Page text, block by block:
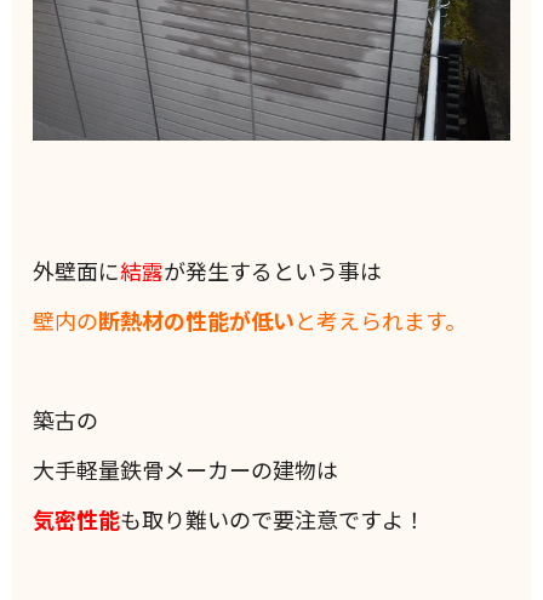
外壁面に結露が発生するという事は
壁内の断熱材の性能が低いと考えられます。
築古の
大手軽量鉄骨メーカーの建物は
気密性能も取り難いので要注意ですよ！